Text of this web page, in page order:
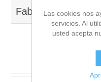
FabricantesLas cookies nos
servicios. Al
usted acepta